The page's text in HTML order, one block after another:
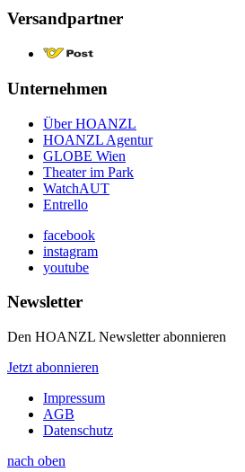
Versandpartner
Unternehmen
Über HOANZL
HOANZL Agentur
GLOBE Wien
Theater im Park
WatchAUT
Entrello
facebook
instagram
youtube
Newsletter
Den HOANZL Newsletter abonnieren
Jetzt abonnieren
Impressum
AGB
Datenschutz
nach oben